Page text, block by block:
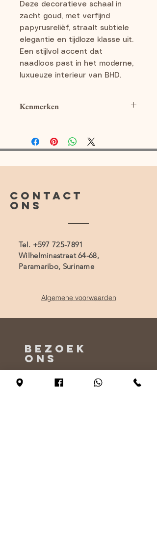
Deze decoratieve schaal in
zacht goud, met verfijnd
papyrusreliëf, straalt subtiele
elegantie en tijdloze klasse uit.
Een stijlvol accent dat
naadloos past in het moderne,
luxueuze interieur van BHD.
Kenmerken
Materiaal Aluminium
CONTACT
ONS
Tel. +597 725-7891
Wilhelminastraat 64-68,
Paramaribo, Suriname
Algemene voorwaarden
BEZOEK
ONS